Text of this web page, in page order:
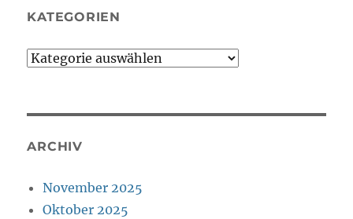
KATEGORIEN
Kategorien
ARCHIV
November 2025
Oktober 2025